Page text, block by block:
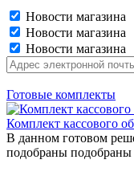
Новости магазина
Новости магазина
Новости магазина
Готовые комплекты
Комплект кассового
В данном готовом
подобраны подобраны